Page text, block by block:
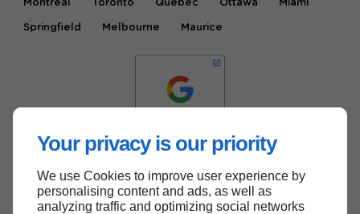
Your privacy is our priority
We use Cookies to improve user experience by
personalising content and ads, as well as
analyzing traffic and optimizing social networks
Montréal Toronto Québec Ottawa Miami
Springfield Melbourne Maurice
Haut de page